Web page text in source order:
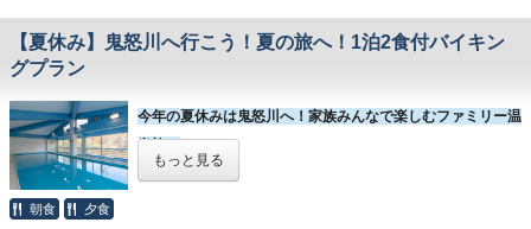
ります。
※人数追加の場合は、通常料金にてお電話で追加いただく
から発生します。
⑥ 他の割引券との併用はできませんので、ご了承くださ
い。
鬼怒川温泉での特別な時間を、お得に楽しむチャンスは今だ
【夏休み】鬼怒川へ行こう！夏の旅へ！1泊2食付バイキン
グプラン
今年の夏休みは鬼怒川へ！家族みんなで楽しむファミリー温
泉旅！
都心よりも涼しく、大自然のマイナスイオンをたっぷり浴び
もっと見る
朝食 夕食